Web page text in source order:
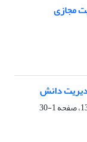
مجازی
دانش
1-30